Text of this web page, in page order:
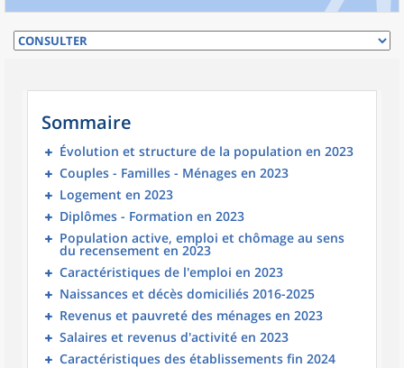
Sommaire
Évolution et structure de la population en 2023
Couples - Familles - Ménages en 2023
Logement en 2023
Diplômes - Formation en 2023
Population active, emploi et chômage au sens
du recensement en 2023
Caractéristiques de l'emploi en 2023
Naissances et décès domiciliés 2016-2025
Revenus et pauvreté des ménages en 2023
Salaires et revenus d'activité en 2023
Caractéristiques des établissements fin 2024